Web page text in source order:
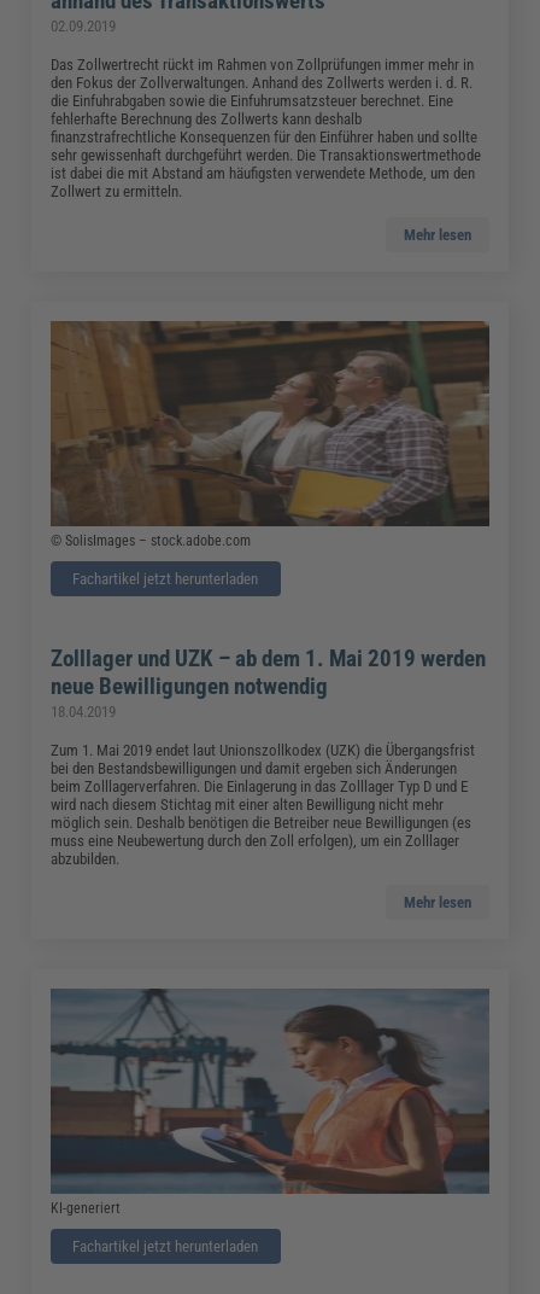
02.09.2019
Das Zollwertrecht rückt im Rahmen von Zollprüfungen immer mehr in
den Fokus der Zollverwaltungen. Anhand des Zollwerts werden i. d. R.
die Einfuhrabgaben sowie die Einfuhrumsatzsteuer berechnet. Eine
fehlerhafte Berechnung des Zollwerts kann deshalb
finanzstrafrechtliche Konsequenzen für den Einführer haben und sollte
sehr gewissenhaft durchgeführt werden. Die Transaktionswertmethode
ist dabei die mit Abstand am häufigsten verwendete Methode, um den
Zollwert zu ermitteln.
Mehr lesen
© SolisImages – stock.adobe.com
Fachartikel jetzt herunterladen
Zolllager und UZK – ab dem 1. Mai 2019 werden
neue Bewilligungen notwendig
18.04.2019
Zum 1. Mai 2019 endet laut Unionszollkodex (UZK) die Übergangsfrist
bei den Bestandsbewilligungen und damit ergeben sich Änderungen
beim Zolllagerverfahren. Die Einlagerung in das Zolllager Typ D und E
wird nach diesem Stichtag mit einer alten Bewilligung nicht mehr
möglich sein. Deshalb benötigen die Betreiber neue Bewilligungen (es
muss eine Neubewertung durch den Zoll erfolgen), um ein Zolllager
abzubilden.
Mehr lesen
KI-generiert
Fachartikel jetzt herunterladen